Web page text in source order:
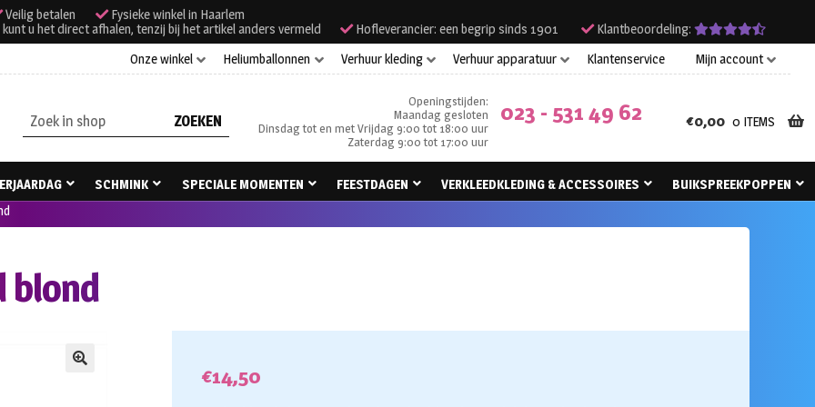
Veilig betalen
Fysieke winkel in Haarlem
u het direct afhalen, tenzij bij het artikel anders vermeld
Hofleverancier: een begrip sinds 1901
Klantbeoordeling:
Onze winkel
Heliumballonnen Verhuur kleding Verhuur apparatuur Klantenservice Mijn account
Zoeken
naar:
Openingstijden:
Maandag gesloten
Dinsdag tot en met Vrijdag 9:00 tot 18:00 uur
Zaterdag 9:00 tot 17:00 uur
023 - 531 49 62 €0,00 0 ITEMS
SCHMINK SPECIALE MOMENTEN FEESTDAGEN VERKLEEDKLEDING & ACCESSOIRES
BUIKSPREEKPOPPEN
blond
€14,50